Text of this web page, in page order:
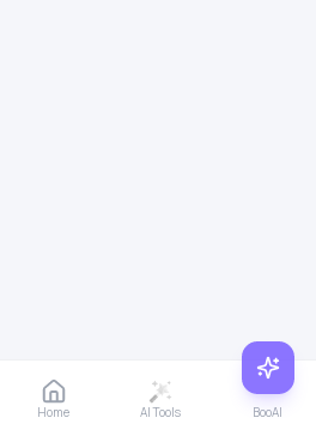
Home AI Tools BooAI